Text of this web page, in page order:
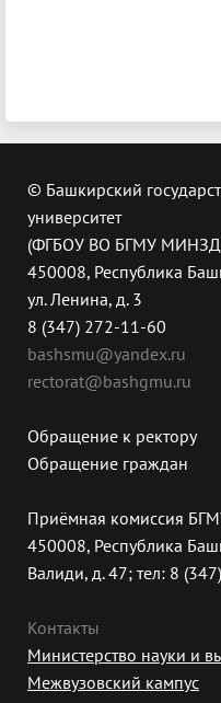
© Башкирский
университет
(ФГБОУ ВО БГМУ
450008, Республика
ул. Ленина, д. 3
8 (347) 272-11-60
bashsmu@yandex.ru
rectorat@bashgmu.ru
Обращение к ректору
Обращение граждан
Приёмная комиссия
450008, Республика
Валиди, д. 47; тел: 8
Контакты
Министерство науки и
Межвузовский кампус